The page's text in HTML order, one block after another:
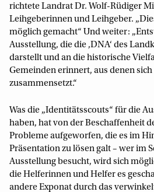
richtete Landrat Dr. Wolf-Rüdiger
Leihgeberinnen und Leihgeber.
möglich gemacht“ Und weiter:
Ausstellung, die die ‚DNA‘ des
darstellt und an die historische
Gemeinden erinnert, aus denen sich
zusammensetzt.“
Was die „Identitätsscouts“ für die
haben, hat von der Beschaffenheit
Probleme aufgeworfen, die es im
Präsentation zu lösen galt – wer im
Ausstellung besucht, wird sich
die Helferinnen und Helfer es
andere Exponat durch das